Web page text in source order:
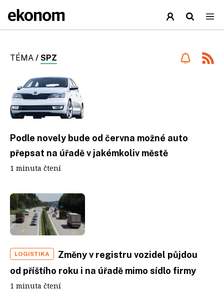
TÉMA / SPZ
Podle novely bude od června možné auto
přepsat na úřadě v jakémkoliv městě
1 minuta čtení
LOGISTIKA
Změny v registru vozidel půjdou
od příštího roku i na úřadě mimo sídlo firmy
1 minuta čtení